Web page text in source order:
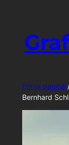
conținut
Prima pagină
Bernhard